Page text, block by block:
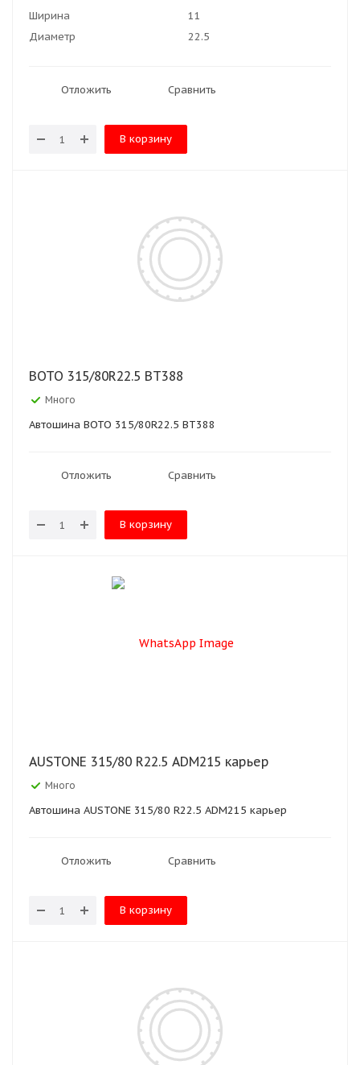
Ширина
11
Диаметр
22.5
Отложить Сравнить
В корзину
BOTO 315/80R22.5 BT388
Много
Автошина BOTO 315/80R22.5 BT388
Отложить Сравнить
В корзину
AUSTONE 315/80 R22.5 ADM215 карьер
Много
Автошина AUSTONE 315/80 R22.5 ADM215 карьер
Отложить Сравнить
В корзину